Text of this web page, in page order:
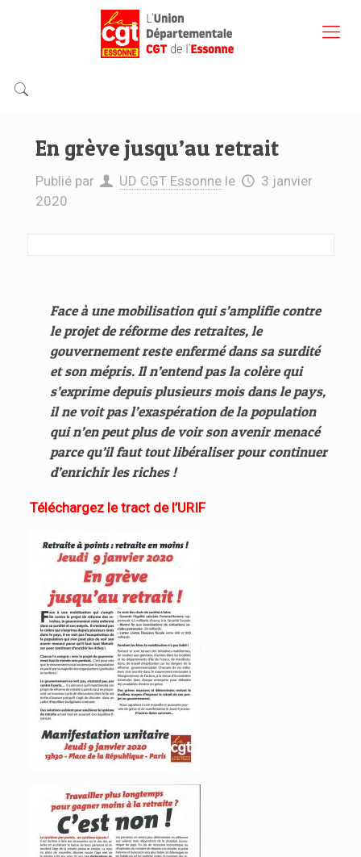
En grève jusqu’au retrait
Publié par UD CGT Essonne le
3 janvier
2020
Face à une mobilisation qui s’amplifie contre
le projet de réforme des retraites, le
gouvernement reste enfermé dans sa surdité
et son mépris. Il n’entend pas la colère qui
s’exprime depuis plusieurs mois dans le pays,
il ne voit pas l’exaspération de la population
qui n’en peut plus de voir son avenir menacé
parce qu’il faut tout libéraliser pour continuer
d’enrichir les riches !
Téléchargez le tract de l’URIF